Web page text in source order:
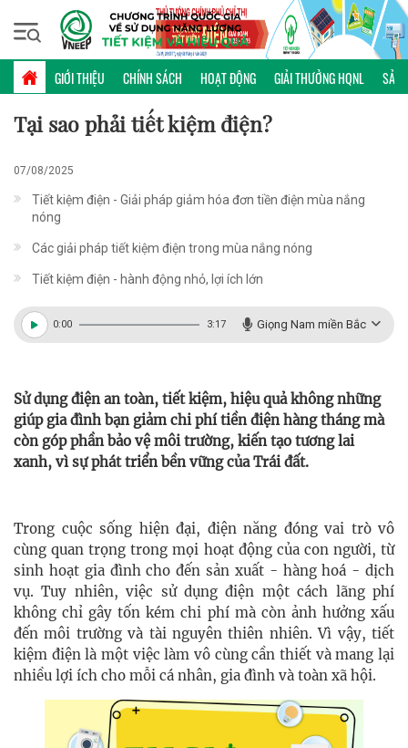
GIỚI THIỆU CHÍNH SÁCH HOẠT ĐỘNG GIẢI THƯỞNG HQNL SẢN
Thứ bảy, 08/08/2026 | 20:25 GMT+7
PHỔ BIẾN KIẾN THỨC
Tại sao phải tiết kiệm điện?
07/08/2025
Tiết kiệm điện - Giải pháp giảm hóa đơn tiền điện mùa nắng
nóng
Các giải pháp tiết kiệm điện trong mùa nắng nóng
Tiết kiệm điện - hành động nhỏ, lợi ích lớn
0:00 3:17 Giọng Nam miền Bắc
Sử dụng điện an toàn, tiết kiệm, hiệu quả không những
giúp gia đình bạn giảm chi phí tiền điện hàng tháng mà
còn góp phần bảo vệ môi trường, kiến tạo tương lai
xanh, vì sự phát triển bền vững của Trái đất.
Trong cuộc sống hiện đại, điện năng đóng vai trò vô
cùng quan trọng trong mọi hoạt động của con người, từ
sinh hoạt gia đình cho đến sản xuất - hàng hoá - dịch
vụ. Tuy nhiên, việc sử dụng điện một cách lãng phí
không chỉ gây tốn kém chi phí mà còn ảnh hưởng xấu
đến môi trường và tài nguyên thiên nhiên. Vì vậy, tiết
kiệm điện là một việc làm vô cùng cần thiết và mang lại
nhiều lợi ích cho mỗi cá nhân, gia đình và toàn xã hội.